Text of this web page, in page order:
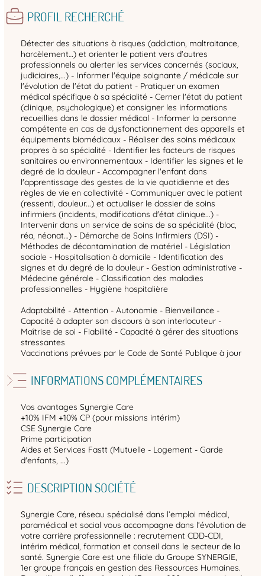
PROFIL RECHERCHÉ
Détecter des situations à risques (addiction, maltraitance,
harcèlement…) et orienter le patient vers d'autres
professionnels ou alerter les services concernés (sociaux,
judiciaires,...) - Informer l'équipe soignante / médicale sur
l'évolution de l'état du patient - Pratiquer un examen
médical spécifique à sa spécialité - Cerner l'état du patient
(clinique, psychologique) et consigner les informations
recueillies dans le dossier médical - Informer la personne
compétente en cas de dysfonctionnement des appareils et
équipements biomédicaux - Réaliser des soins médicaux
propres à sa spécialité - Identifier les facteurs de risques
sanitaires ou environnementaux - Identifier les signes et le
degré de la douleur - Accompagner l'enfant dans
l'apprentissage des gestes de la vie quotidienne et des
règles de vie en collectivité - Communiquer avec le patient
(ressenti, douleur...) et actualiser le dossier de soins
infirmiers (incidents, modifications d'état clinique...) -
Intervenir dans un service de soins de sa spécialité (bloc,
réa, néonat…) - Démarche de Soins Infirmiers (DSI) -
Méthodes de décontamination de matériel - Législation
sociale - Hospitalisation à domicile - Identification des
signes et du degré de la douleur - Gestion administrative -
Médecine générale - Classification des maladies
professionnelles - Hygiène hospitalière
Adaptabilité - Attention - Autonomie - Bienveillance -
Capacité à adapter son discours à son interlocuteur -
Maîtrise de soi - Fiabilité - Capacité à gérer des situations
stressantes
Vaccinations prévues par le Code de Santé Publique à jour
INFORMATIONS COMPLÉMENTAIRES
Vos avantages Synergie Care
+10% IFM +10% CP (pour missions intérim)
CSE Synergie Care
Prime participation
Aides et Services Fastt (Mutuelle - Logement - Garde
d'enfants, ...)
DESCRIPTION SOCIÉTÉ
Synergie Care, réseau spécialisé dans l’emploi médical,
paramédical et social vous accompagne dans l’évolution de
votre carrière professionnelle : recrutement CDD-CDI,
intérim médical, formation et conseil dans le secteur de la
santé. Synergie Care est une filiale du Groupe SYNERGIE,
1er groupe français en gestion des Ressources Humaines.